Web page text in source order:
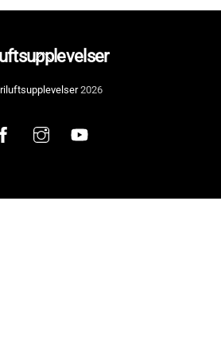
Back
Top
2026